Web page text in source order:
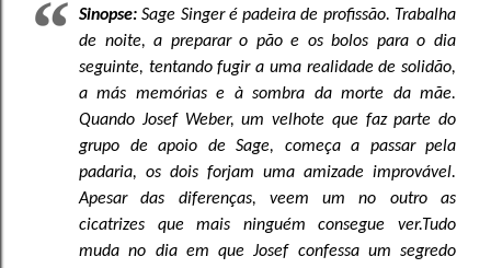
Sinopse: Sage Singer é padeira de profissão. Trabalha
de noite, a preparar o pão e os bolos para o dia
seguinte, tentando fugir a uma realidade de solidão,
a más memórias e à sombra da morte da mãe.
Quando Josef Weber, um velhote que faz parte do
grupo de apoio de Sage, começa a passar pela
padaria, os dois forjam uma amizade improvável.
Apesar das diferenças, veem um no outro as
cicatrizes que mais ninguém consegue ver.Tudo
muda no dia em que Josef confessa um segredo